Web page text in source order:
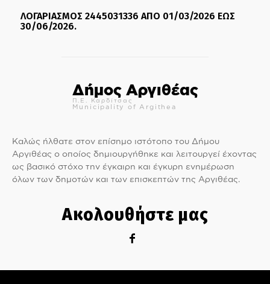
ΛΟΓΑΡΙΑΣΜΟΣ 2445031336 ΑΠΟ 01/03/2026 ΕΩΣ
30/06/2026.
Δήμος Αργιθέας
Π.Ε. Καρδίτσας
Municipality of Argithea
Καλώς ήλθατε στον επίσημο ιστότοπο του Δήμου
Αργιθέας ο οποίος δημιουργήθηκε και λειτουργεί έχοντας
ως βασικό στόχο την έγκαιρη και έγκυρη ενημέρωση
όλων των δημοτών και των επισκεπτών της Αργιθέας.
Ακολουθήστε μας